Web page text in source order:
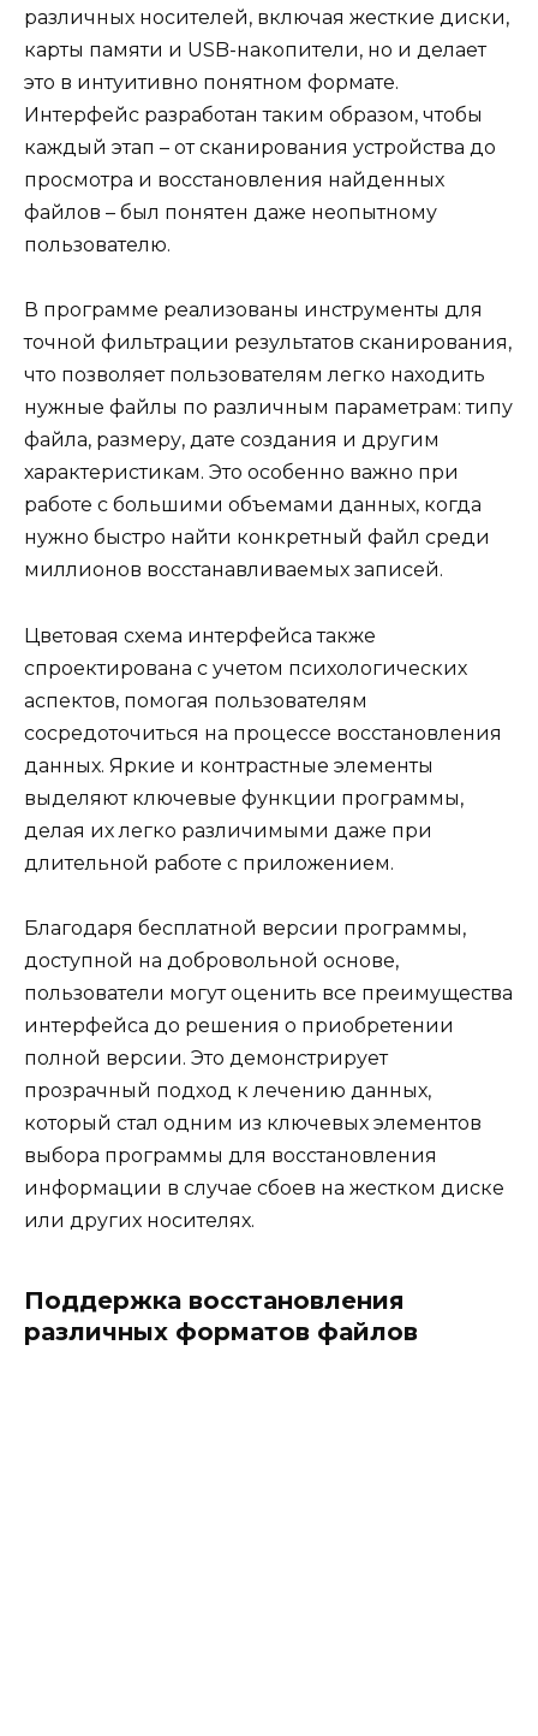
различных носителей, включая жесткие диски,
карты памяти и USB-накопители, но и делает
это в интуитивно понятном формате.
Интерфейс разработан таким образом, чтобы
каждый этап – от сканирования устройства до
просмотра и восстановления найденных
файлов – был понятен даже неопытному
пользователю.
В программе реализованы инструменты для
точной фильтрации результатов сканирования,
что позволяет пользователям легко находить
нужные файлы по различным параметрам: типу
файла, размеру, дате создания и другим
характеристикам. Это особенно важно при
работе с большими объемами данных, когда
нужно быстро найти конкретный файл среди
миллионов восстанавливаемых записей.
Цветовая схема интерфейса также
спроектирована с учетом психологических
аспектов, помогая пользователям
сосредоточиться на процессе восстановления
данных. Яркие и контрастные элементы
выделяют ключевые функции программы,
делая их легко различимыми даже при
длительной работе с приложением.
Благодаря бесплатной версии программы,
доступной на добровольной основе,
пользователи могут оценить все преимущества
интерфейса до решения о приобретении
полной версии. Это демонстрирует
прозрачный подход к лечению данных,
который стал одним из ключевых элементов
выбора программы для восстановления
информации в случае сбоев на жестком диске
или других носителях.
Поддержка восстановления
различных форматов файлов